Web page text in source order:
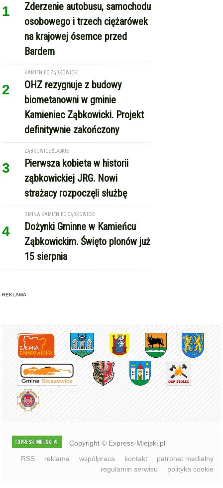
1
Zderzenie autobusu, samochodu
osobowego i trzech ciężarówek
na krajowej ósemce przed
Bardem
2
KAMIENIEC ZĄBKOWICKI
OHZ rezygnuje z budowy
biometanowni w gminie
Kamieniec Ząbkowicki. Projekt
definitywnie zakończony
3
ZĄBKOWICE ŚLĄSKIE
Pierwsza kobieta w historii
ząbkowickiej JRG. Nowi
strażacy rozpoczęli służbę
4
GMINA KAMIENIEC ZĄBKOWICKI
Dożynki Gminne w Kamieńcu
Ząbkowickim. Święto plonów już
15 sierpnia
REKLAMA
Copyright © Express-Miejski.pl
RSS
reklama współpraca kontakt
patronat medialny
regulamin serwisu
polityka cookie